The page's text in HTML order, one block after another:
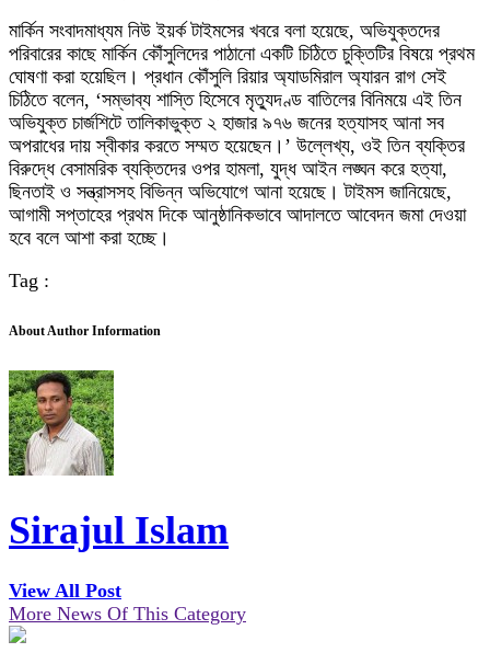
মার্কিন সংবাদমাধ্যম নিউ ইয়র্ক টাইমসের খবরে বলা হয়েছে, অভিযুক্তদের
পরিবারের কাছে মার্কিন কৌঁসুলিদের পাঠানো একটি চিঠিতে চুক্তিটির বিষয়ে প্রথম
ঘোষণা করা হয়েছিল। প্রধান কৌঁসুলি রিয়ার অ্যাডমিরাল অ্যারন রাগ সেই
চিঠিতে বলেন, ‘সম্ভাব্য শাস্তি হিসেবে মৃত্যুদণ্ড বাতিলের বিনিময়ে এই তিন
অভিযুক্ত চার্জশিটে তালিকাভুক্ত ২ হাজার ৯৭৬ জনের হত্যাসহ আনা সব
অপরাধের দায় স্বীকার করতে সম্মত হয়েছেন।’ উল্লেখ্য, ওই তিন ব্যক্তির
বিরুদ্ধে বেসামরিক ব্যক্তিদের ওপর হামলা, যুদ্ধ আইন লঙ্ঘন করে হত্যা,
ছিনতাই ও সন্ত্রাসসহ বিভিন্ন অভিযোগে আনা হয়েছে। টাইমস জানিয়েছে,
আগামী সপ্তাহের প্রথম দিকে আনুষ্ঠানিকভাবে আদালতে আবেদন জমা দেওয়া
হবে বলে আশা করা হচ্ছে।
Tag :
About Author Information
Sirajul Islam
View All Post
More News Of This Category